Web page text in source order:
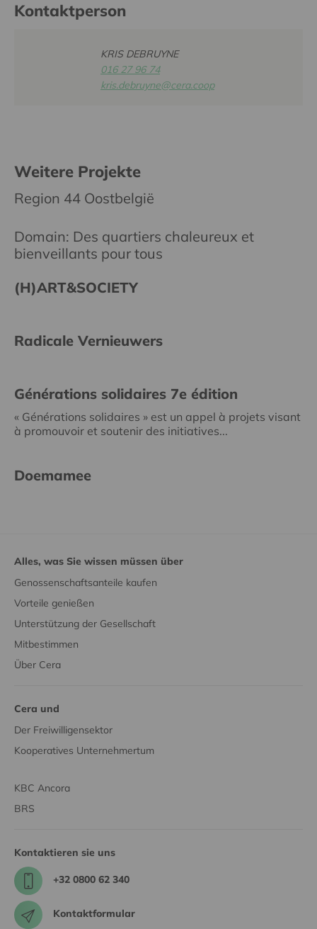
Kontaktperson
KRIS DEBRUYNE
016 27 96 74
kris.debruyne@cera.coop
Weitere Projekte
Region 44 Oostbelgië
Domain: Des quartiers chaleureux et
bienveillants pour tous
(H)ART&SOCIETY
Radicale Vernieuwers
Générations solidaires 7e édition
« Générations solidaires » est un appel à projets visant
à promouvoir et soutenir des initiatives...
Doemamee
Alles, was Sie wissen müssen über
Genossenschaftsanteile kaufen
Vorteile genießen
Unterstützung der Gesellschaft
Mitbestimmen
Über Cera
Cera und
Der Freiwilligensektor
Kooperatives Unternehmertum
KBC Ancora
BRS
Kontaktieren sie uns
+32 0800 62 340
Kontaktformular